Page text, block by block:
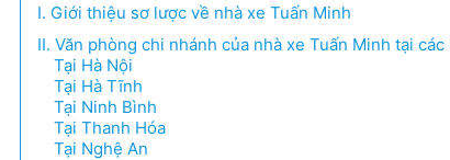
I. Giới thiệu sơ lược về nhà xe Tuấn Minh
II. Văn phòng chi nhánh của nhà xe Tuấn Minh tại
Tại Hà Nội
Tại Hà Tĩnh
Tại Ninh Bình
Tại Thanh Hóa
Tại Nghệ An